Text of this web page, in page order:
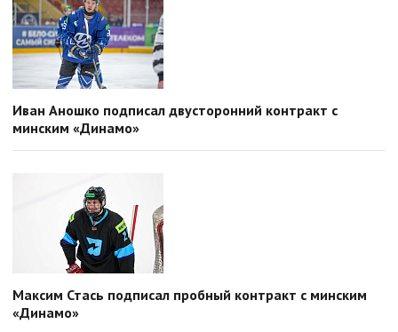
Иван Аношко подписал двусторонний контракт с
минским «Динамо»
Максим Стась подписал пробный контракт с минским
«Динамо»